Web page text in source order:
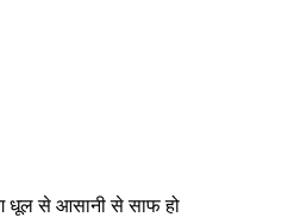
धूल से आसानी से साफ हो